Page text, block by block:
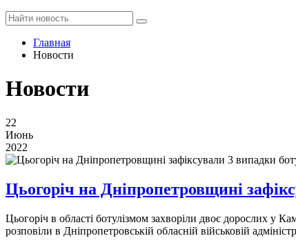
Главная
Новости
Новости
22
Июнь
2022
Цьогоріч на Дніпропетровщині
​​​​​​​Цьогоріч в області ботулізмом захворіли двоє дорослих
розповіли в Дніпропетровській обласній військовій